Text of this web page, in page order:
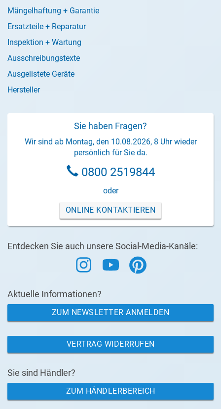
Mängelhaftung + Garantie
Ersatzteile + Reparatur
Inspektion + Wartung
Ausschreibungstexte
Ausgelistete Geräte
Hersteller
Sie haben Fragen?
Wir sind ab Montag, den 10.08.2026, 8 Uhr wieder
persönlich für Sie da.
0800 2519844
oder
ONLINE KONTAKTIEREN
Entdecken Sie auch unsere Social-Media-Kanäle:
Aktuelle Informationen?
ZUM NEWSLETTER ANMELDEN
VERTRAG WIDERRUFEN
Sie sind Händler?
ZUM HÄNDLERBEREICH